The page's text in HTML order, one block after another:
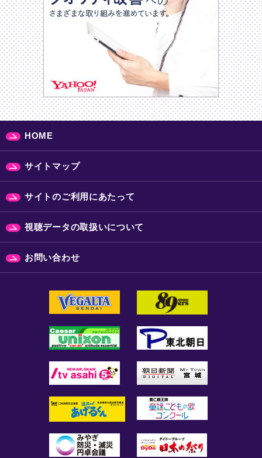
HOME
サイトマップ
サイトのご利用にあたって
視聴データの取扱いについて
お問い合わせ